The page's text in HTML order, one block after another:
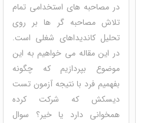
در مصاحبه های استخدامی تمام
تلاش مصاحبه گر ها بر روی
تحلیل کاندیداهای شغلی است.
در این مقاله می خواهیم به این
موضوع بپردازیم که چگونه
بفهمیم فرد با نتیجه آزمون تست
دیسکش که شرکت کرده
همخوانی دارد یا خیر؟ سوال